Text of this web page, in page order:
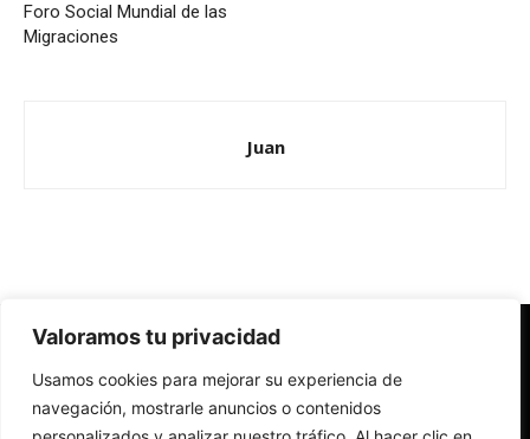
Valoramos tu privacidad
Usamos cookies para mejorar su experiencia de
navegación, mostrarle anuncios o contenidos
Foro Social Mundial de las
Migraciones
Juan
Redes Cristianas
Una mirada alternativa sobre la Iglesia católica y la sociedad
- Colectivos de Redes Cristianas